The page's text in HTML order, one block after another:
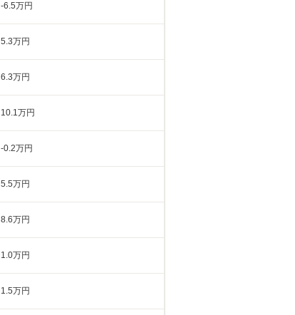
-6.5万円
5.3万円
6.3万円
10.1万円
-0.2万円
5.5万円
8.6万円
1.0万円
1.5万円